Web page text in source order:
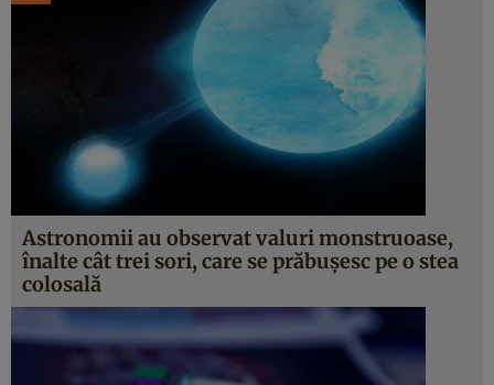
Astronomii au observat valuri monstruoase,
înalte cât trei sori, care se prăbușesc pe o stea
colosală